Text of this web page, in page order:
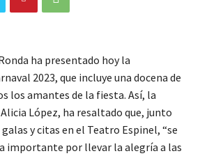
ha presentado hoy la
2023, que incluye una docena de
los amantes de la fiesta. Así, la
López, ha resaltado que, junto
y citas en el Teatro Espinel, “se
importante por llevar la alegría a las